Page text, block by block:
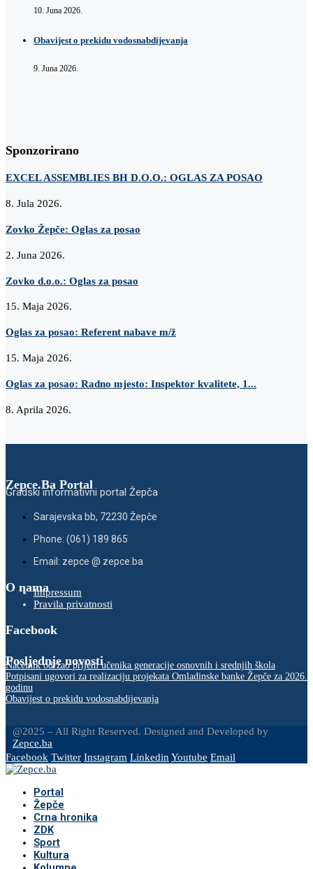
10. Juna 2026.
Obavijest o prekidu vodosnabdijevanja
9. Juna 2026.
Sponzorirano
EXCEL ASSEMBLIES BH D.O.O.: OGLAS ZA POSAO
8. Jula 2026.
Zovko Žepče: Oglas za posao
2. Juna 2026.
Zovko d.o.o.: Oglas za posao
15. Maja 2026.
Oglas za posao: Referent nabave m/ž
15. Maja 2026.
Oglas za posao: Radno mjesto: Inspektor kvalitete, 1...
8. Aprila 2026.
Zepce.Ba Portal
Gradski informativni portal Žepča
Sarajevska bb, 72230 Žepče
Phone: (061) 189 865
Email: zepce @ zepce.ba
O namaImpressum
Pravila privatnosti
Facebook
Posljednje novosti
Načelnik održao prijem učenika generacije osnovnih i srednjih škola
Potpisani ugovori za realizaciju projekata Omladinske banke Žepče za 2026.
godinu
Obavijest o prekidu vodosnabdijevanja
@2025 – All Right Reserved. Designed and Developed by
Zepce.ba
Facebook Twitter Instagram LinkedinYoutube Email
Portal
Žepče
Crna hronika
ZDK
Sport
Kultura